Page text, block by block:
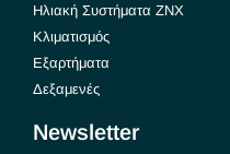
Ηλιακή Συστήματα ΖΝΧ
Κλιματισμός
Εξαρτήματα
Δεξαμενές
Newsletter